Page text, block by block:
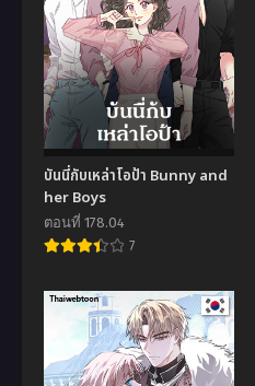
บันนี่กับเหล่าโอป้า Bunny and
her Boys
ตอนที่ 178.04
7